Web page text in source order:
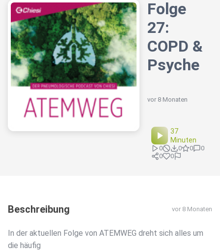
Folge
27:
COPD &
Psyche
vor 8 Monaten
37
Minuten
0 0 0
0
0
0
Beschreibung vor 8 Monaten
In der aktuellen Folge von ATEMWEG dreht sich alles um
die häufig